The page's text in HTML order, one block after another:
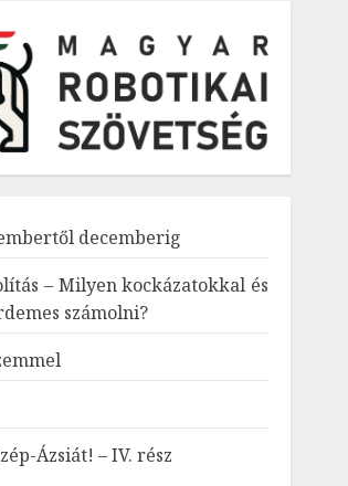
decemberig
– Milyen kockázatokkal és
számolni?
Ázsiát! – IV. rész